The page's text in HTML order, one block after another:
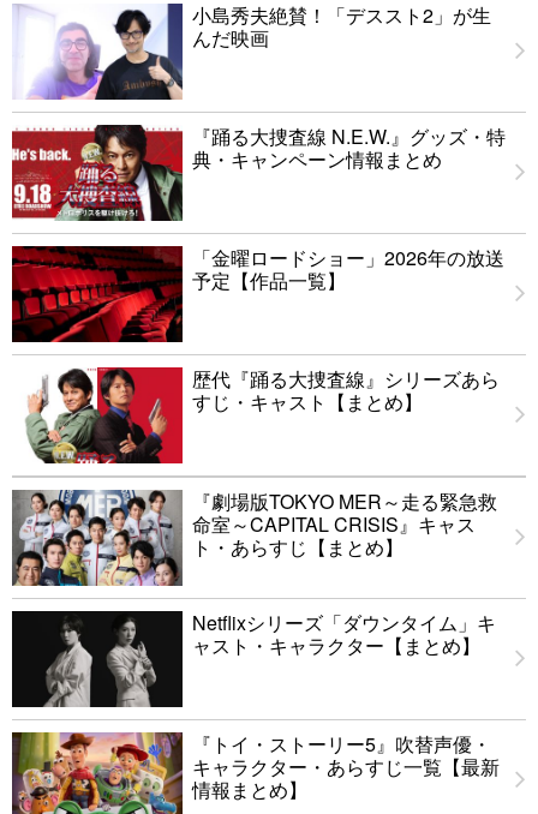
小島秀夫絶賛！「デススト2」が生
んだ映画
『踊る大捜査線 N.E.W.』グッズ・特
典・キャンペーン情報まとめ
「金曜ロードショー」2026年の放送
予定【作品一覧】
歴代『踊る大捜査線』シリーズあら
すじ・キャスト【まとめ】
『劇場版TOKYO MER～走る緊急救
命室～CAPITAL CRISIS』キャス
ト・あらすじ【まとめ】
Netflixシリーズ「ダウンタイム」キ
ャスト・キャラクター【まとめ】
『トイ・ストーリー5』吹替声優・
キャラクター・あらすじ一覧【最新
情報まとめ】